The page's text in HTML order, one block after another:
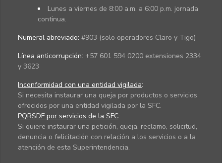
Lunes a viernes de 8:00 a.m. a 6:00 p.m. jornada
continua.
Numeral abreviado: #903 (solo operadores Claro y Tigo)
Línea anticorrupción: +57 601 594 0200 extensiones 2334
y 3623
Inconformidad con una entidad vigilada:
Si necesita instaurar una queja por productos o servicios
ofrecidos por una entidad vigilada por la SFC.
PQRSDF por servicios de la SFC:
Si quiere instaurar una petición, queja, reclamo, solicitud,
denuncia o felicitación con relación a los servicios o a la
atención de esta Superintendencia.